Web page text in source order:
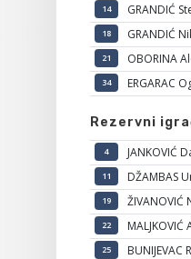
14 GRANDIĆ
18 GRANDIĆ
21 OBORINA
34 ERGARAC
Rezervni
4 JANKOVIĆ
11 DŽAMBAS
19 ŽIVANOVIĆ
22 MALJKOVIĆ
25 BUNIJEVAC